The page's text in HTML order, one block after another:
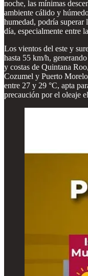
noche, las mínimas
ambiente cálido y
humedad, podría superar
día, especialmente entre
Los vientos del este y
hasta 55 km/h,
y costas de Quintana
Cozumel y Puerto
entre 27 y 29 °C, apta
precaución por el oleaje